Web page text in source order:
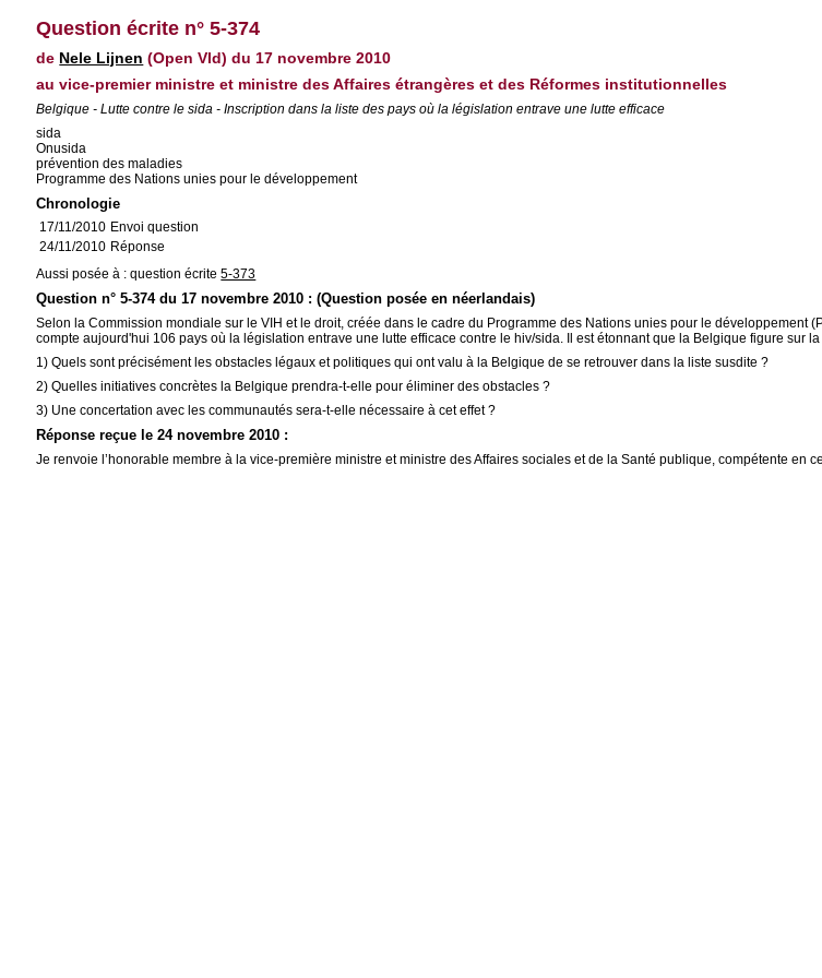
Question écrite n° 5-374
de Nele Lijnen (Open Vld) du 17 novembre 2010
au vice-premier ministre et ministre des Affaires étrangères et des Réformes institutionnelles
Belgique - Lutte contre le sida - Inscription dans la liste des pays où la législation entrave une lutte efficace
sida
Onusida
prévention des maladies
Programme des Nations unies pour le développement
Chronologie
17/11/2010 Envoi question
24/11/2010 Réponse
Aussi posée à : question écrite5-373
Question n° 5-374 du 17 novembre 2010 : (Question posée en néerlandais)
Selon la Commission mondiale sur le VIH et le droit, créée dans le cadre du Programme des Nations unies pour le développement
compte aujourd'hui 106 pays où la législation entrave une lutte efficace contre le hiv/sida. Il est étonnant que la Belgique figure sur
1) Quels sont précisément les obstacles légaux et politiques qui ont valu à la Belgique de se retrouver dans la liste susdite ?
2) Quelles initiatives concrètes la Belgique prendra-t-elle pour éliminer des obstacles ?
3) Une concertation avec les communautés sera-t-elle nécessaire à cet effet ?
Réponse reçue le 24 novembre 2010 :
Je renvoie l’honorable membre à la vice-première ministre et ministre des Affaires sociales et de la Santé publique, compétente en